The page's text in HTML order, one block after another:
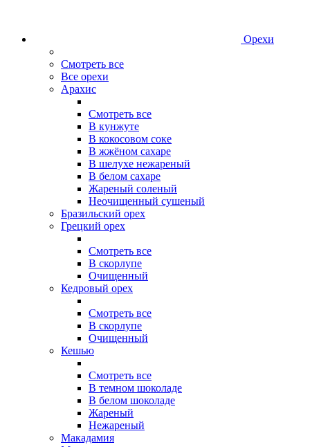
Орехи
Смотреть все
Все орехи
Арахис
Смотреть все
В кунжуте
В кокосовом соке
В жжёном сахаре
В шелухе нежареный
В белом сахаре
Жареный соленый
Неочищенный сушеный
Бразильский орех
Грецкий орех
Смотреть все
В скорлупе
Очищенный
Кедровый орех
Смотреть все
В скорлупе
Очищенный
Кешью
Смотреть все
В темном шоколаде
В белом шоколаде
Жареный
Нежареный
Макадамия